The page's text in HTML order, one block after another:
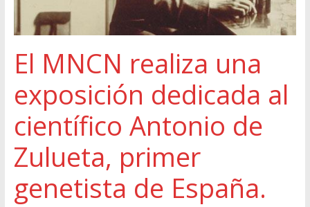
El MNCN realiza una
exposición dedicada al
científico Antonio de
Zulueta, primer
genetista de España.